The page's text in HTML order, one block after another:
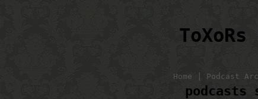
Home
Podcast
podcasts